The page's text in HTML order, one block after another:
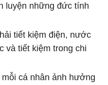
luyện những đức tính
tiết kiệm điện, nước
và tiết kiệm trong chi
cá nhân ảnh hưởng